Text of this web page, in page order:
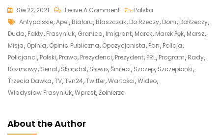
Sie 22, 2021 Leave A CommentOn
[WIDEO]
Haniebne
I
Wulgarne
Słowa
Frasyniuka
O
Polska
Tags
Antypolskie,Apel, Białoru, Błaszczak, Do Rzeczy, Dom, DoRzeczy,
Duda, Fakty, Frasyniuk, Granica, Imigrant, Marek, Marek Pęk, Marsz,
Misja, Opinia, Opinia Publiczna, Opozycjonista, Pan, Policja,
Policjanci, Polski, Prawo, Prezydenci, Prezydent, PRL, Program, Rady,
Rozmowy, Senat, Skandal, Słowo,Śmieci, Szczep, Szczepionki,
Trzecia Dawka,TV,Tvn24,Twitter,Wartości,Wideo,
Władysław Frasyniuk,Wprost,Żołnierze
About the Author